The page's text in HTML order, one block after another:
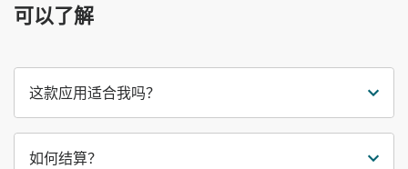
可以了解
这款应用适合我吗？
如何结算？